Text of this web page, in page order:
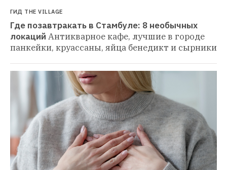
ГИД THE VILLAGE
Где позавтракать в Стамбуле: 8 необычных
локаций Антикварное кафе, лучшие в городе
панкейки, круассаны, яйца бенедикт и сырники